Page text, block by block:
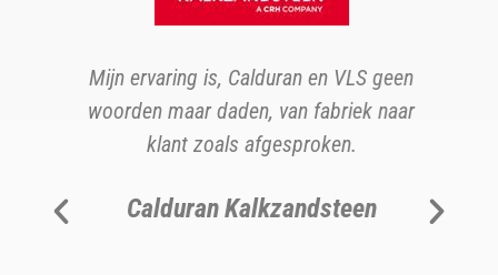
Mijn ervaring is, Calduran en VLS geen
woorden maar daden, van fabriek naar
klant zoals afgesproken.
Calduran Kalkzandsteen